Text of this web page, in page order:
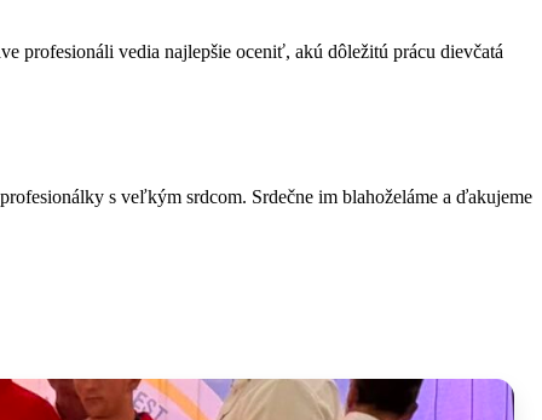
profesionáli vedia najlepšie oceniť, akú dôležitú prácu dievčatá
s veľkým srdcom. Srdečne im blahoželáme a ďakujeme